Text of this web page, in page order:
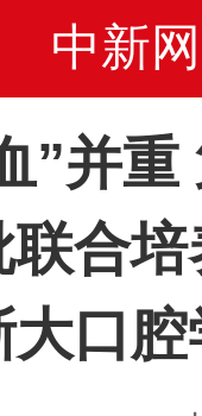
中新网
”并
联合
大口腔